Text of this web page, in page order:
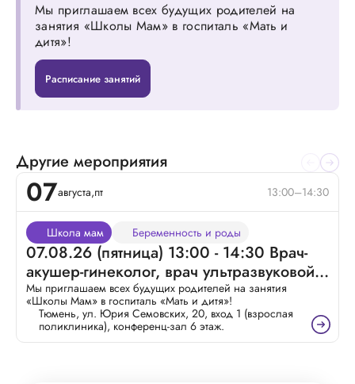
Мы приглашаем всех будущих родителей на
занятия «Школы Мам» в госпиталь «Мать и
дитя»!
Расписание занятий
Другие мероприятия
07августа,пт 13:00–14:30
Школа мам Беременность и роды
07.08.26 (пятница) 13:00 - 14:30 Врач-
акушер-гинеколог, врач ультразвуковой
диагностики Коровина Надежда
Валерьевна — Всё о шевелениях
малыша
Мы приглашаем всех будущих родителей на занятия
«Школы Мам» в госпиталь «Мать и дитя»!
Тюмень, ул. Юрия Семовских, 20, вход 1 (взрослая
поликлиника), конференц-зал 6 этаж.